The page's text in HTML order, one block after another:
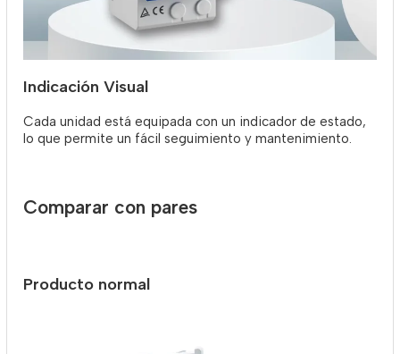
Indicación Visual
Cada unidad está equipada con un indicador de estado,
lo que permite un fácil seguimiento y mantenimiento.
Comparar con pares
Producto normal